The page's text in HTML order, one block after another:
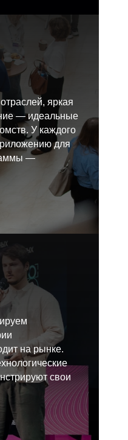
яркая
— идеальные
У каждого
для
—
на рынке.
свои